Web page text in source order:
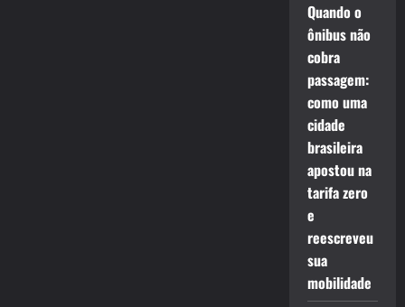
Quando o
ônibus não
cobra
passagem:
como uma
cidade
brasileira
apostou na
tarifa zero
e
reescreveu
sua
mobilidade